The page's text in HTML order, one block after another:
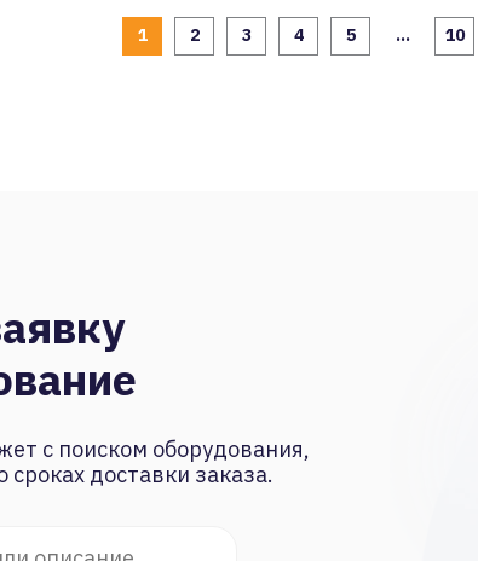
1 2 3 4 5 ... 10
с поиском оборудования,
доставки заказа.